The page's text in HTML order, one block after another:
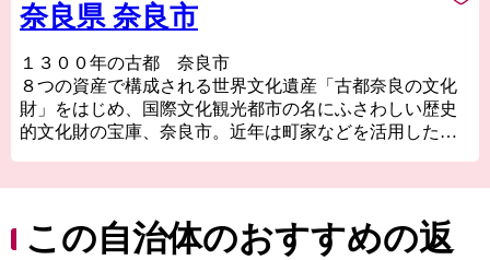
奈良県 奈良市
１３００年の古都 奈良市
８つの資産で構成される世界文化遺産「古都奈良の文化
財」をはじめ、国際文化観光都市の名にふさわしい歴史
的文化財の宝庫、奈良市。近年は町家などを活用した個
古都奈良はこれからも歴史と伝統を生かしたまちづくり
をすすめます。
この自治体のおすすめの返